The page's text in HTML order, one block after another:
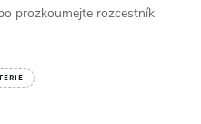
prozkoumejte rozcestník